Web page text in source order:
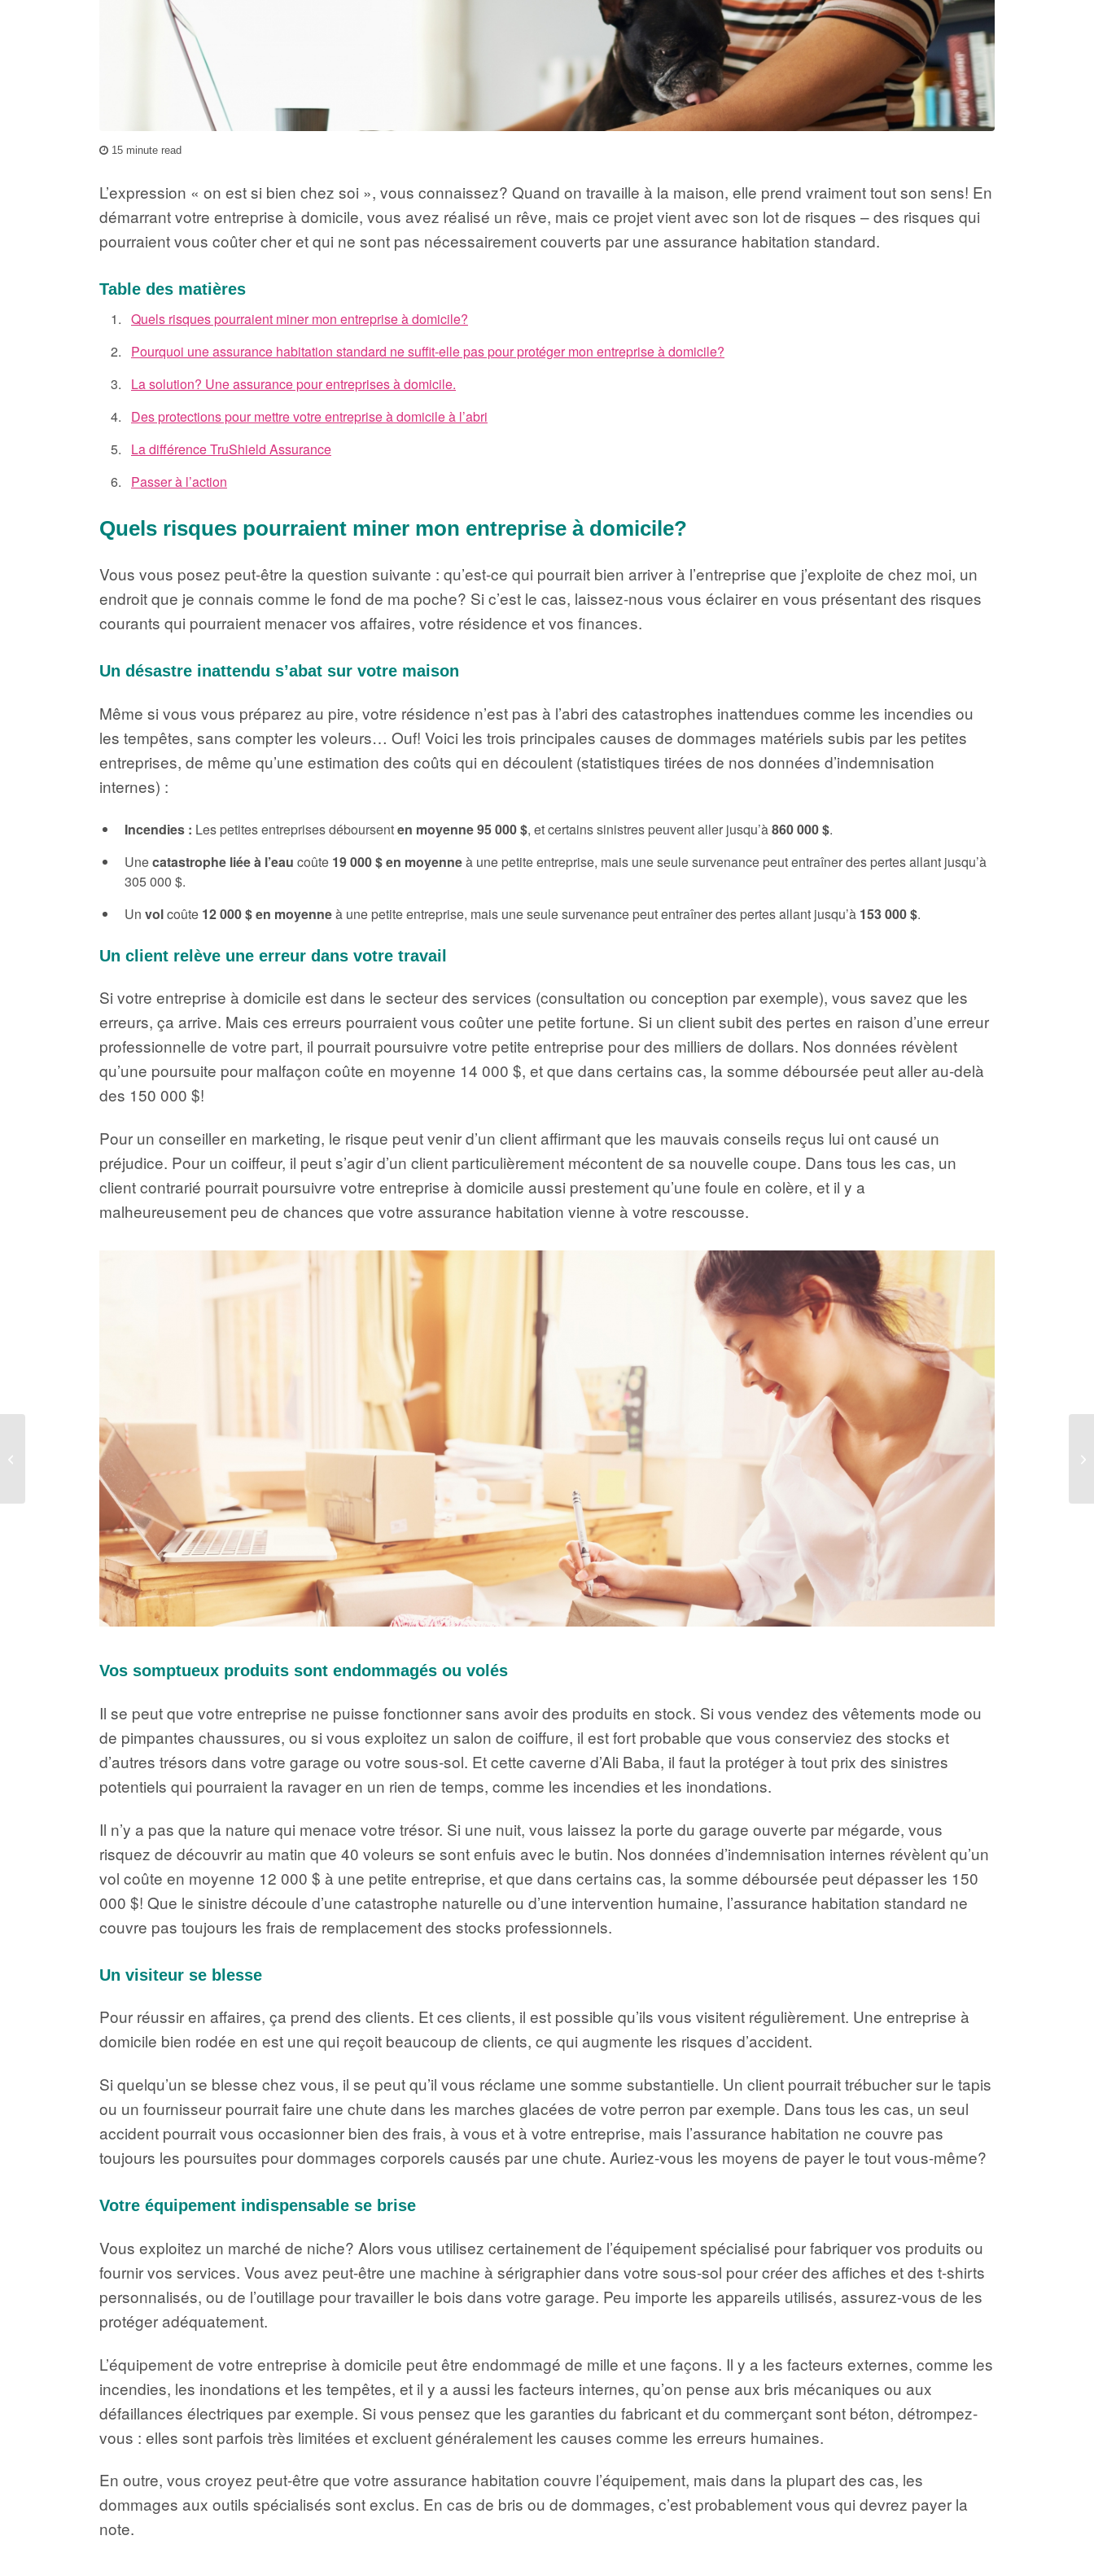
15 minute read
L’expression « on est si bien chez soi », vous connaissez? Quand on travaille à la maison, elle prend vraiment tout son sens! En
démarrant votre entreprise à domicile, vous avez réalisé un rêve, mais ce projet vient avec son lot de risques – des risques qui
pourraient vous coûter cher et qui ne sont pas nécessairement couverts par une assurance habitation standard.
Table des matières
Quels risques pourraient miner mon entreprise à domicile?
Pourquoi une assurance habitation standard ne suffit-elle pas pour protéger mon entreprise à domicile?
La solution? Une assurance pour entreprises à domicile.
Des protections pour mettre votre entreprise à domicile à l’abri
La différence TruShield Assurance
Passer à l’action
Quels risques pourraient miner mon entreprise à domicile?
Vous vous posez peut-être la question suivante : qu’est-ce qui pourrait bien arriver à l’entreprise que j’exploite de chez moi, un
endroit que je connais comme le fond de ma poche? Si c’est le cas, laissez-nous vous éclairer en vous présentant des risques
courants qui pourraient menacer vos affaires, votre résidence et vos finances.
Un désastre inattendu s’abat sur votre maison
Même si vous vous préparez au pire, votre résidence n’est pas à l’abri des catastrophes inattendues comme les incendies ou
les tempêtes, sans compter les voleurs… Ouf! Voici les trois principales causes de dommages matériels subis par les petites
entreprises, de même qu’une estimation des coûts qui en découlent (statistiques tirées de nos données d’indemnisation
internes) :
Incendies : Les petites entreprises déboursenten moyenne 95 000 $, et certains sinistres peuvent aller jusqu’à860 000 $.
Unecatastrophe liée à l’eau coûte 19 000 $ en moyenneà une petite entreprise, mais une seule survenance peut entraîner des pertes allant jusqu’à
305 000 $.
Un volcoûte 12 000 $ en moyenneà une petite entreprise, mais une seule survenance peut entraîner des pertes allant jusqu’à 153 000 $.
Un client relève une erreur dans votre travail
Si votre entreprise à domicile est dans le secteur des services (consultation ou conception par exemple), vous savez que les
erreurs, ça arrive. Mais ces erreurs pourraient vous coûter une petite fortune. Si un client subit des pertes en raison d’une erreur
professionnelle de votre part, il pourrait poursuivre votre petite entreprise pour des milliers de dollars. Nos données révèlent
qu’une poursuite pour malfaçon coûte en moyenne 14 000 $, et que dans certains cas, la somme déboursée peut aller au-delà
des 150 000 $!
Pour un conseiller en marketing, le risque peut venir d’un client affirmant que les mauvais conseils reçus lui ont causé un
préjudice. Pour un coiffeur, il peut s’agir d’un client particulièrement mécontent de sa nouvelle coupe. Dans tous les cas, un
client contrarié pourrait poursuivre votre entreprise à domicile aussi prestement qu’une foule en colère, et il y a
malheureusement peu de chances que votre assurance habitation vienne à votre rescousse.
Vos somptueux produits sont endommagés ou volés
Il se peut que votre entreprise ne puisse fonctionner sans avoir des produits en stock. Si vous vendez des vêtements mode ou
de pimpantes chaussures, ou si vous exploitez un salon de coiffure, il est fort probable que vous conserviez des stocks et
d’autres trésors dans votre garage ou votre sous-sol. Et cette caverne d’Ali Baba, il faut la protéger à tout prix des sinistres
potentiels qui pourraient la ravager en un rien de temps, comme les incendies et les inondations.
Il n’y a pas que la nature qui menace votre trésor. Si une nuit, vous laissez la porte du garage ouverte par mégarde, vous
risquez de découvrir au matin que 40 voleurs se sont enfuis avec le butin. Nos données d’indemnisation internes révèlent qu’un
vol coûte en moyenne 12 000 $ à une petite entreprise, et que dans certains cas, la somme déboursée peut dépasser les 150
000 $! Que le sinistre découle d’une catastrophe naturelle ou d’une intervention humaine, l’assurance habitation standard ne
couvre pas toujours les frais de remplacement des stocks professionnels.
Un visiteur se blesse
Pour réussir en affaires, ça prend des clients. Et ces clients, il est possible qu’ils vous visitent régulièrement. Une entreprise à
domicile bien rodée en est une qui reçoit beaucoup de clients, ce qui augmente les risques d’accident.
Si quelqu’un se blesse chez vous, il se peut qu’il vous réclame une somme substantielle. Un client pourrait trébucher sur le tapis
ou un fournisseur pourrait faire une chute dans les marches glacées de votre perron par exemple. Dans tous les cas, un seul
accident pourrait vous occasionner bien des frais, à vous et à votre entreprise, mais l’assurance habitation ne couvre pas
toujours les poursuites pour dommages corporels causés par une chute. Auriez-vous les moyens de payer le tout vous-même?
Votre équipement indispensable se brise
Vous exploitez un marché de niche? Alors vous utilisez certainement de l’équipement spécialisé pour fabriquer vos produits ou
fournir vos services. Vous avez peut-être une machine à sérigraphier dans votre sous-sol pour créer des affiches et des t-shirts
personnalisés, ou de l’outillage pour travailler le bois dans votre garage. Peu importe les appareils utilisés, assurez-vous de les
protéger adéquatement.
L’équipement de votre entreprise à domicile peut être endommagé de mille et une façons. Il y a les facteurs externes, comme les
incendies, les inondations et les tempêtes, et il y a aussi les facteurs internes, qu’on pense aux bris mécaniques ou aux
défaillances électriques par exemple. Si vous pensez que les garanties du fabricant et du commerçant sont béton, détrompez-
vous : elles sont parfois très limitées et excluent généralement les causes comme les erreurs humaines.
En outre, vous croyez peut-être que votre assurance habitation couvre l’équipement, mais dans la plupart des cas, les
dommages aux outils spécialisés sont exclus. En cas de bris ou de dommages, c’est probablement vous qui devrez payer la
note.
Ménage de printemps :
sept conseils pour les
petites entreprises